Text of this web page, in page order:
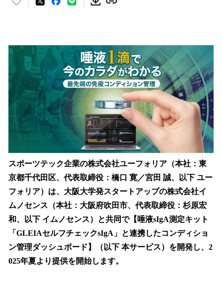
い
数
込
み
中
す
スポーツテック企業の株式会社ユーフォリア（本社：東
京都千代田区、代表取締役：橋口 寛／宮田 誠、以下 ユー
フォリア）は、大阪大学発スタートアップの株式会社イ
ムノセンス（本社：大阪府吹田市、代表取締役：杉原宏
和、以下 イムノセンス）と共同で【唾液sIgA測定キット
「GLEIAセルフチェックsIgA」と連携したコンディショ
ン管理ダッシュボード】（以下 本サービス）を開発し、2
025年夏より提供を開始します。